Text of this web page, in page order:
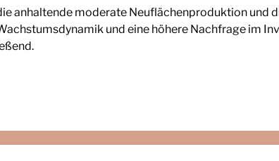
anhaltende moderate Neuflächenproduktion und
und eine höhere Nachfrage im